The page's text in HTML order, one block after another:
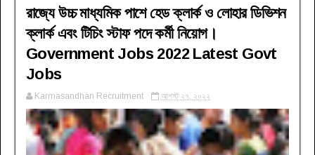
রাজ্যে উচ্চ মাধ্যমিক পাশে হেড ক্লার্ক ও লোহার ডিভিশন
ক্লার্ক এবং টিচিং স্টাফ পদে কর্মী নিয়োগ।
Government Jobs 2022 Latest Govt
Jobs
Karmasandhan Recruitment আগস্ট ২৭, ২০২২